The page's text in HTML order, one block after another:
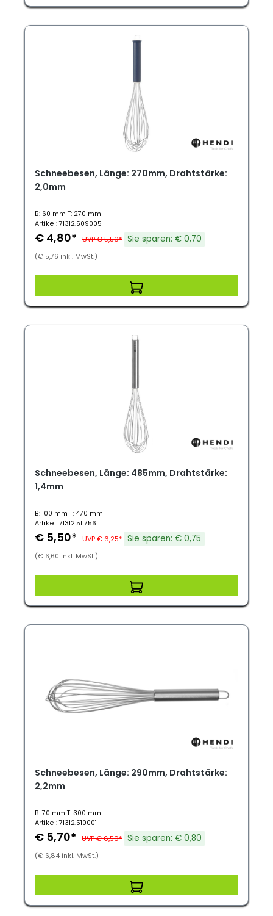
Schneebesen, Länge: 270mm, Drahtstärke:
2,0mm
B: 60 mm T: 270 mm
Artikel: 71312.509005
€ 4,80* UVP € 5,50* Sie sparen: € 0,70
(€ 5,76 inkl. MwSt.)
Schneebesen, Länge: 485mm, Drahtstärke:
1,4mm
B: 100 mm T: 470 mm
Artikel: 71312.511756
€ 5,50* UVP € 6,25* Sie sparen: € 0,75
(€ 6,60 inkl. MwSt.)
Schneebesen, Länge: 290mm, Drahtstärke:
2,2mm
B: 70 mm T: 300 mm
Artikel: 71312.510001
€ 5,70* UVP € 6,50* Sie sparen: € 0,80
(€ 6,84 inkl. MwSt.)